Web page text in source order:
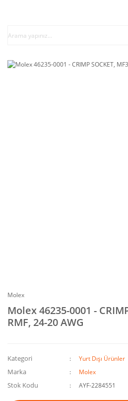
Molex
Molex 46235-0001 -
RMF, 24-20 AWG
Kategori Yurt Dışı Ürünler
Marka Molex
Stok Kodu AYF-2284551